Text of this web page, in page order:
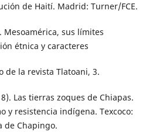
de Haití. Madrid: Turner/FCE.
Mesoamérica, sus límites
étnica y caracteres
de la revista Tlatoani, 3.
Las tierras zoques de Chiapas.
y resistencia indígena. Texcoco:
de Chapingo.